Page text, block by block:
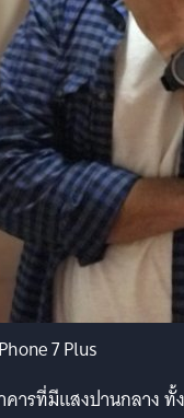
7 Plus
ารที่มีแสงปานกลาง ทั้